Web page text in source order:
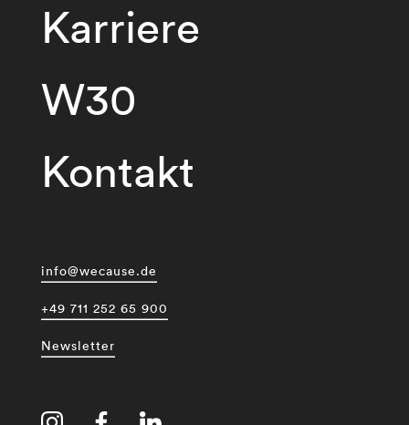
Karriere
W30
Kontakt
info@wecause.de
+49 711 252 65 900
Newsletter